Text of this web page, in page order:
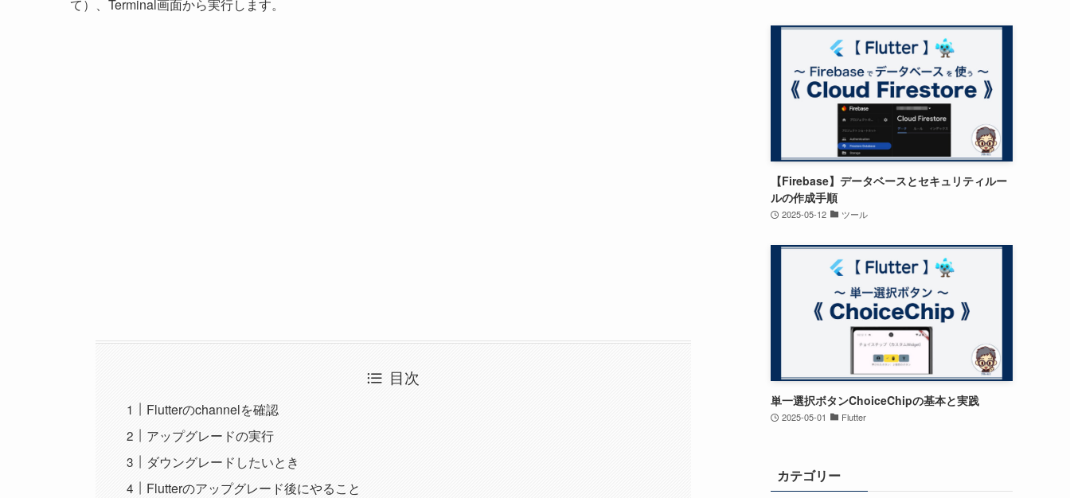
て）、Terminal画面から実行します。
目次
Flutterのchannelを確認
アップグレードの実行
ダウングレードしたいとき
Flutterのアップグレード後にやること
【Firebase】データベースとセキュリティルー
ルの作成手順
2025-05-12 ツール
単一選択ボタンChoiceChipの基本と実践
2025-05-01 Flutter
カテゴリー